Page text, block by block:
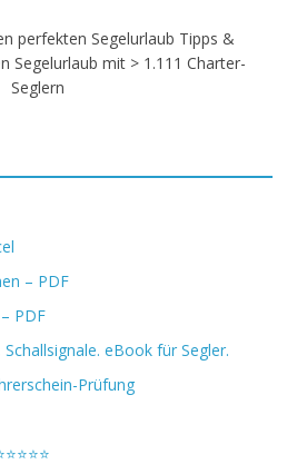
perfekten Segelurlaub Tipps &
Segelurlaub mit > 1.111 Charter-
Seglern
– PDF
PDF
eBook für Segler.
Prüfung